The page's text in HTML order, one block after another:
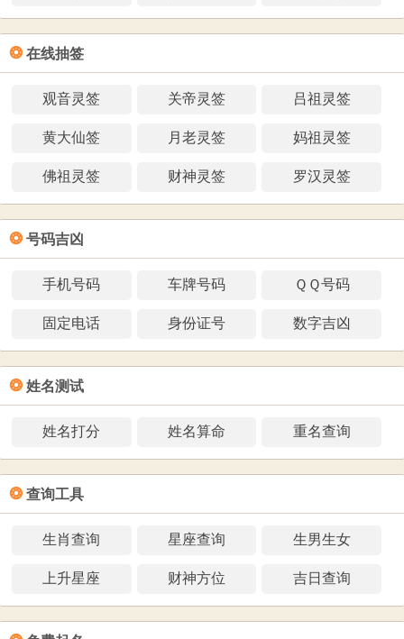
❂ 在线抽签
观音灵签 关帝灵签 吕祖灵签
黄大仙签 月老灵签 妈祖灵签
佛祖灵签 财神灵签 罗汉灵签
❂ 号码吉凶
手机号码 车牌号码 ＱＱ号码
固定电话 身份证号 数字吉凶
❂ 姓名测试
姓名打分 姓名算命 重名查询
❂ 查询工具
生肖查询 星座查询 生男生女
上升星座 财神方位 吉日查询